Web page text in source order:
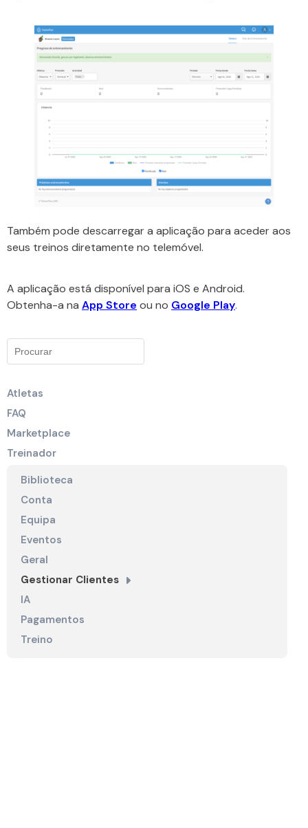
Também pode descarregar a aplicação para aceder aos
seus treinos diretamente no telemóvel.
A aplicação está disponível para iOS e Android.
Obtenha-a na App Store ou no Google Play.
Atletas
FAQ
Marketplace
Treinador
Biblioteca
Conta
Equipa
Eventos
Geral
Gestionar Clientes
IA
Pagamentos
Treino